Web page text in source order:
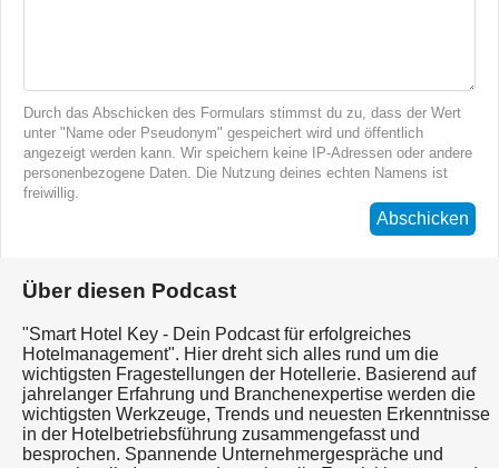
Durch das Abschicken des Formulars stimmst du zu, dass der Wert
unter "Name oder Pseudonym" gespeichert wird und öffentlich
angezeigt werden kann. Wir speichern keine IP-Adressen oder andere
personenbezogene Daten. Die Nutzung deines echten Namens ist
freiwillig.
Abschicken
Über diesen Podcast
"Smart Hotel Key - Dein Podcast für erfolgreiches
Hotelmanagement". Hier dreht sich alles rund um die
wichtigsten Fragestellungen der Hotellerie. Basierend auf
jahrelanger Erfahrung und Branchenexpertise werden die
wichtigsten Werkzeuge, Trends und neuesten Erkenntnisse
in der Hotelbetriebsführung zusammengefasst und
besprochen. Spannende Unternehmergespräche und